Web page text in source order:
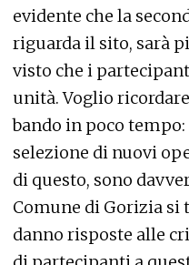
evidente che la
riguarda il sito, sarà
visto che i
unità. Voglio
bando in poco
selezione di nuovi
di questo, sono
Comune di Gorizia si
danno risposte alle